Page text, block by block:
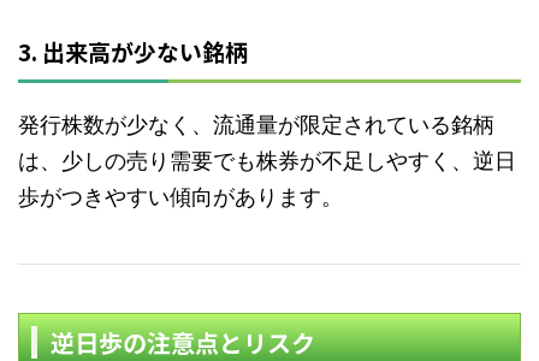
3. 出来高が少ない銘柄
発行株数が少なく、流通量が限定されている銘柄
は、少しの売り需要でも株券が不足しやすく、逆日
歩がつきやすい傾向があります。
逆日歩の注意点とリスク